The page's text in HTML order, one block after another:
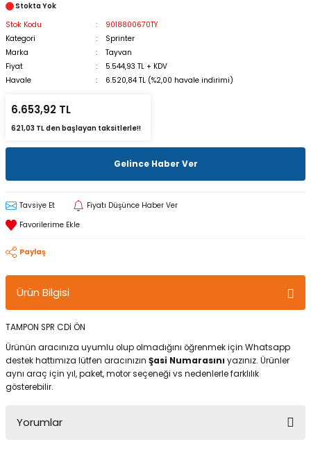
Stokta Yok
Stok Kodu
9018800670TY
Kategori
Sprinter
Marka
Tayvan
Fiyat
5.544,93 TL + KDV
Havale
6.520,84 TL (%2,00 havale indirimi)
6.653,92 TL
621,03 TL den başlayan taksitlerle!!
Gelince Haber Ver
Tavsiye Et Fiyatı Düşünce Haber Ver
Paylaş
Ürün Bilgisi
TAMPON SPR CDİ ÖN
Ürünün aracınıza uyumlu olup olmadığını öğrenmek için Whatsapp
destek hattımıza lütfen aracınızın Şasi Numarasını yazınız. Ürünler
aynı araç için yıl, paket, motor seçeneği vs nedenlerle farklılık
gösterebilir.
Yorumlar